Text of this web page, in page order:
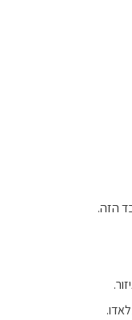
הזה.